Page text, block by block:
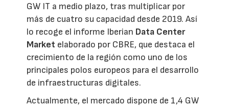
GW IT a medio plazo, tras multiplicar por
más de cuatro su capacidad desde 2019. Así
lo recoge el informe Iberian Data Center
Market elaborado por CBRE, que destaca el
crecimiento de la región como uno de los
principales polos europeos para el desarrollo
de infraestructuras digitales.
Actualmente, el mercado dispone de 1,4 GW